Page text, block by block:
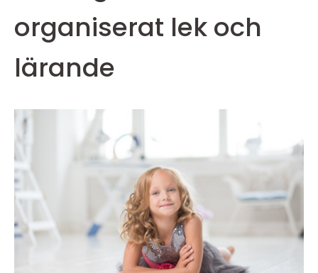
organiserat lek och
lärande